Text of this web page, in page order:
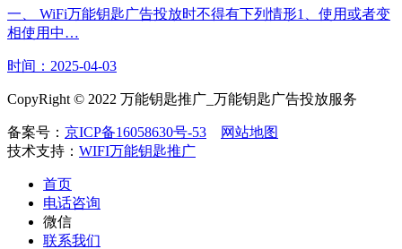
一、 WiFi万能钥匙广告投放时不得有下列情形1、使用或者变
相使用中…
时间：2025-04-03
CopyRight © 2022 万能钥匙推广_万能钥匙广告投放服务
备案号： 京ICP备16058630号-53
网站地图
技术支持： WIFI万能钥匙推广
首页
电话咨询
微信
联系我们